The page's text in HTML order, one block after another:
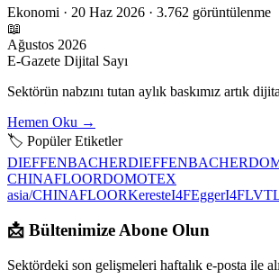
Ekonomi · 20 Haz 2026 · 3.762 görüntülenme
📖
Ağustos 2026
E-Gazete Dijital Sayı
Sektörün nabzını tutan aylık baskımız artık
Hemen Oku →
🏷 Popüler Etiketler
DIEFFENBACHERDIEFFENBACHER
CHINAFLOORDOMOTEX
asia/CHINAFLOORKeresteI4FEggerI4FLVT
📩 Bültenimize Abone Olun
Sektördeki son gelişmeleri haftalık e-posta ile